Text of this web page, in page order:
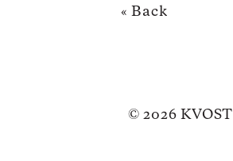
« Back
© 2026 KVOST